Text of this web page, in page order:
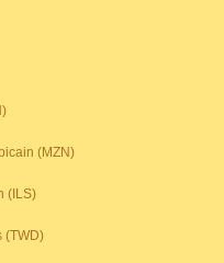
(MZN)
(ILS)
(TWD)